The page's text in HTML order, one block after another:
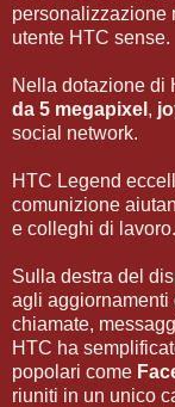
personalizzazione
utente HTC sense.
Nella dotazione di
da 5 megapixel ,
social network.
HTC Legend
comunizione
e colleghi di lavoro.
Sulla destra del
agli aggiornamenti
chiamate,
HTC ha
popolari come
riuniti in un unico